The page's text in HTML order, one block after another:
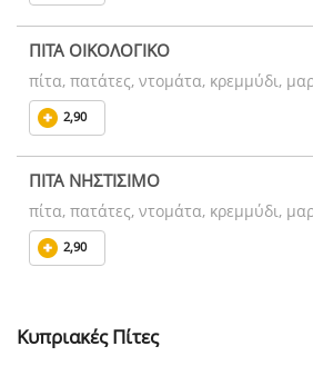
ΠΙΤΑ ΟΙΚΟΛΟΓΙΚΟ
πίτα, πατάτες, ντομάτα, κρεμμύδι,
2,90
ΠΙΤΑ ΝΗΣΤΙΣΙΜΟ
πίτα, πατάτες, ντομάτα, κρεμμύδι,
2,90
Κυπριακές Πίτες